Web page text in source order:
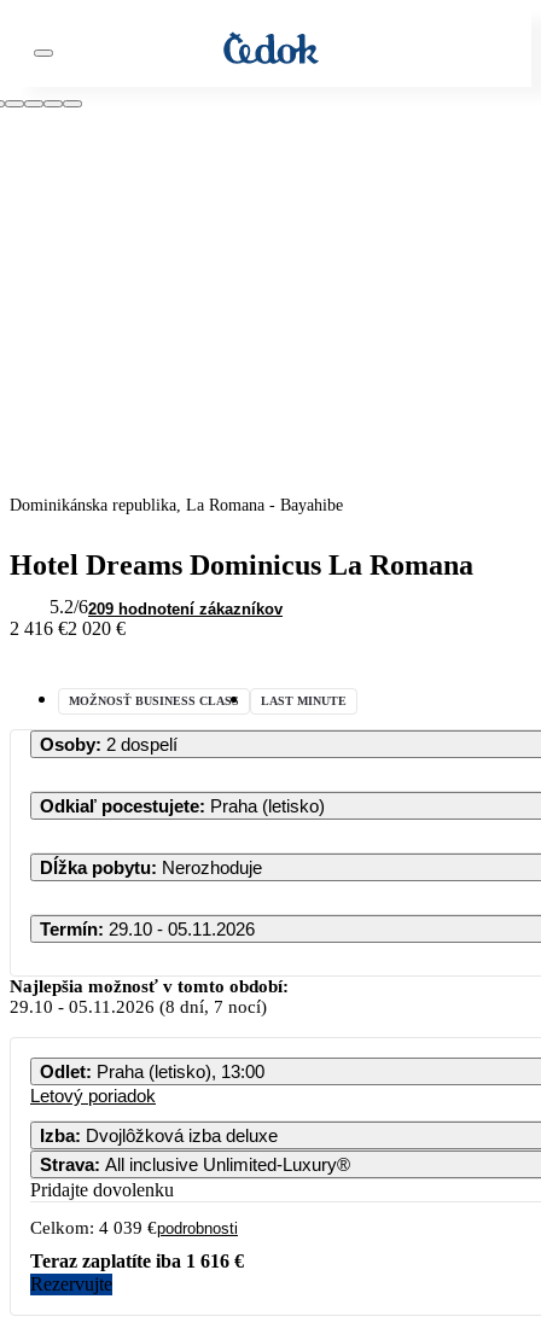
Dominikánska republika, La Romana - Bayahibe
Hotel Dreams Dominicus La Romana
5.2/6209 hodnotení zákazníkov
2 416 €2 020 €
MOŽNOSŤ BUSINESS CLASS LAST MINUTE
Osoby: 2 dospelí
Odkiaľ pocestujete: Praha (letisko)
Dĺžka pobytu: Nerozhoduje
Termín: 29.10 - 05.11.2026
Najlepšia možnosť v tomto období:
29.10 - 05.11.2026 (8 dní, 7 nocí)
Odlet: Praha (letisko), 13:00
Letový poriadok
Izba: Dvojlôžková izba deluxe
Strava: All inclusive Unlimited-Luxury®
Pridajte dovolenku
Celkom: 4 039 €podrobnosti
Teraz zaplatíte iba 1 616 €
Rezervujte